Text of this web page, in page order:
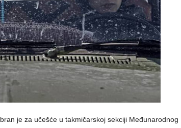
je za učešće u takmičarskoj sekciji Međunarodnog